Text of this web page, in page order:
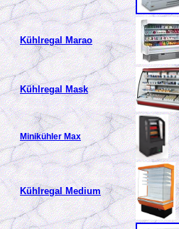
Kühlregal Marao
Kühlregal Mask
Minikühler Max
Kühlregal Medium